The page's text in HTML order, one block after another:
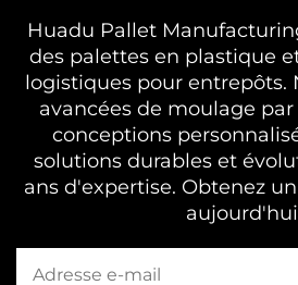
Huadu Pallet
des palettes en plastique
logistiques pour entrepôts.
avancées de moulage
conceptions
solutions durables et
ans d'expertise. Obtenez